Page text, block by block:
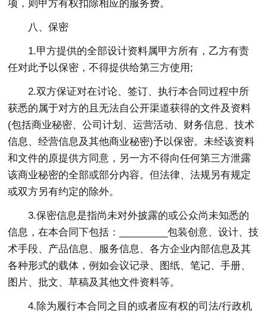
项，则甲方有权扣除相应的服务费。
八、保密
1.甲方提供的全部设计资料属甲方所有，乙方有责
任对此予以保密，不得提供给第三方使用;
2.双方保证对在讨论、签订、执行本合同过程中所
获悉的属于对方的且无法自公开渠道获得的文件及资料
(包括商业秘密、公司计划、运营活动、财务信息、技术
信息、经营信息及其他商业秘密)予以保密。未经该资料
和文件的原提供方同意，另一方不得向任何第三方泄露
该商业秘密的全部或部分内容。但法律、法规另有规定
或双方另有约定的除外。
3.保密信息是指尚未对外披露的或公众尚未知悉的
信息，在本合同下包括：_________包装创意、设计、技
术手段、产品信息、服务信息、各方企业内部信息及其
各种形式的载体，例如会议记录、图纸、笔记、手册、
图片、批文、草稿及其他文件资料等。
4.除为履行本合同之目的或者应有权的司法/行政机